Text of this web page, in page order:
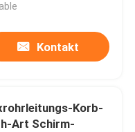
Kontakt
Korb-
Art Schirm-